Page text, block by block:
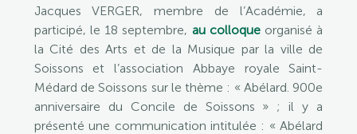
Jacques VERGER, membre de l’Académie, a
participé, le 18 septembre, au colloqueorganisé à
la Cité des Arts et de la Musique par la ville de
Soissons et l’association Abbaye royale Saint-
Médard de Soissons sur le thème : « Abélard. 900e
anniversaire du Concile de Soissons » ; il y a
présenté une communication intitulée : « Abélard